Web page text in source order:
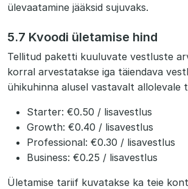
ülevaatamine jääksid sujuvaks.
5.7 Kvoodi ületamise hind
Tellitud paketti kuuluvate vestluste
korral arvestatakse iga täiendava
ühikuhinna alusel vastavalt allolevale
Starter: €0.50 / lisavestlus
Growth: €0.40 / lisavestlus
Professional: €0.30 / lisavestlus
Business: €0.25 / lisavestlus
Ületamise tariif kuvatakse ka teie